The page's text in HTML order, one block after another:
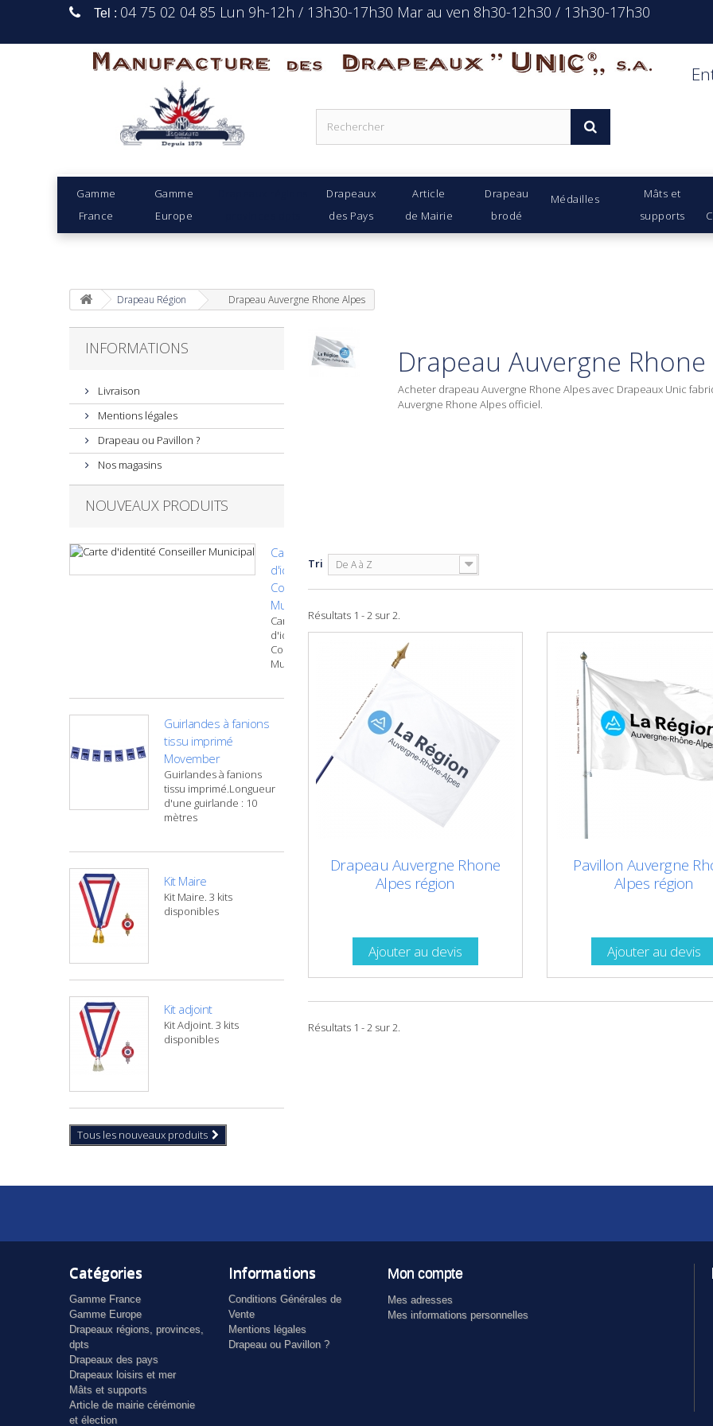
Tel : 04 75 02 04 85 Lun 9h-12h / 13h30-17h30 Mar au ven 8h30-12h30 / 13h30-17h30
Manufacture Des Drapeaux Unic s.a.
Gamme
France
Gamme
Europe
Drapeaux
des Pays
Article
de Mairie
Drapeau
brodé
Médailles
Mâts et
supports
Drapeau Région Drapeau Auvergne Rhone Alpes
INFORMATIONS
Livraison
Mentions légales
Drapeau ou Pavillon ?
Nos magasins
NOUVEAUX PRODUITS
Carte
d'identité
Conseiller
Municipal
Carte
d'identité
Conseiller
Municipal
Guirlandes à fanions
tissu imprimé
Movember
Guirlandes à fanions
tissu imprimé.Longueur
d'une guirlande : 10
mètres
Kit Maire
Kit Maire. 3 kits
disponibles
Kit adjoint
Kit Adjoint. 3 kits
disponibles
Tous les nouveaux produits
Drapeau Auvergne
Acheter drapeau Auvergne Rhone Alpesavec Drapeaux Unic
Auvergne Rhone Alpes officiel.
Tri De A à Z
Résultats 1 - 2 sur 2.
Drapeau Auvergne Rhone
Alpes région
Ajouter au devis
Pavillon Auvergne
Alpes région
Ajouter au devis
Résultats 1 - 2 sur 2.
Catégories
Gamme France
Gamme Europe
Drapeaux régions, provinces,
dpts
Drapeaux des pays
Drapeaux loisirs et mer
Mâts et supports
Article de mairie cérémonie
et élection
Informations
Conditions Générales de
Vente
Mentions légales
Drapeau ou Pavillon ?
Mon compte
Mes adresses
Mes informations personnelles